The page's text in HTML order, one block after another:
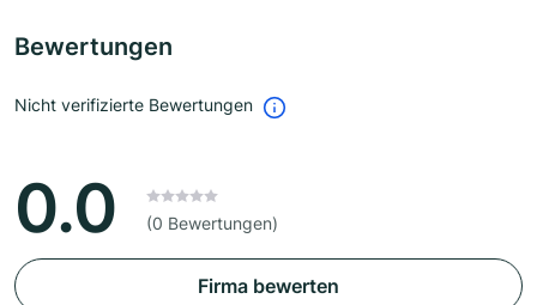
Bewertungen
Nicht verifizierte Bewertungen
0.0 (0 Bewertungen)
Firma bewerten